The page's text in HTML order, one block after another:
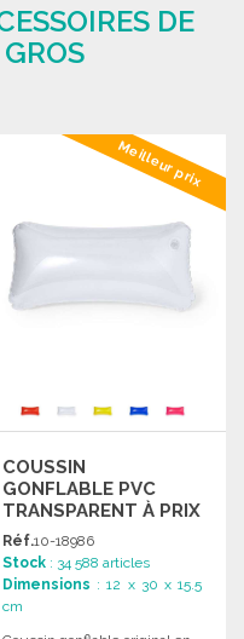
DE
Meilleur prix
COUSSIN
GONFLABLE PVC
TRANSPARENT À PRIX
DE GROS
Réf.10-18986
Stock : 34 588 articles
Dimensions : 12 x 30 x 15.5
cm